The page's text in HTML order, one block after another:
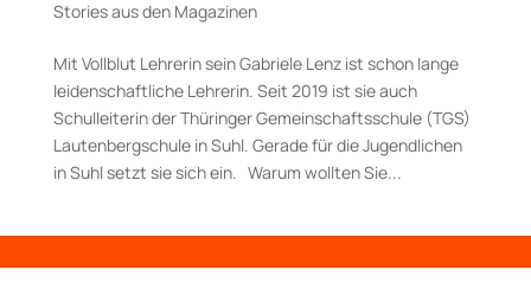
Stories aus den Magazinen
Mit Vollblut Lehrerin sein Gabriele Lenz ist schon lange
leidenschaftliche Lehrerin. Seit 2019 ist sie auch
Schulleiterin der Thüringer Gemeinschaftsschule (TGS)
Lautenbergschule in Suhl. Gerade für die Jugendlichen
in Suhl setzt sie sich ein. Warum wollten Sie...